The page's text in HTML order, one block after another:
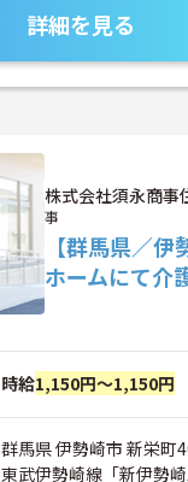
詳細を見る
株式会社須永商事
事
【群馬県／
ホームにて介
時給1,150円～1,150円
群馬県 伊勢崎市 新栄町
東武伊勢崎線「新伊勢